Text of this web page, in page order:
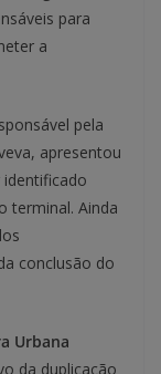
para
a
pela
apresentou
terminal. Ainda
conclusão do
Urbana
da duplicação